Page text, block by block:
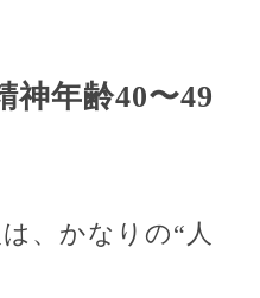
年齢40〜49
、かなりの“人